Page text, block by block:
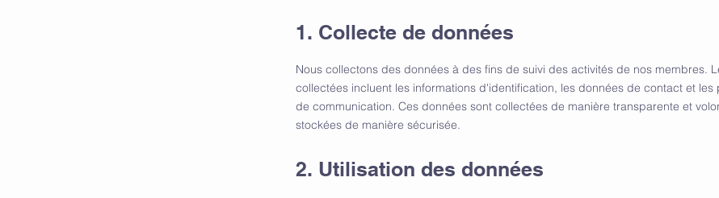
1. Collecte de données
Nous collectons des données à des fins de suivi des activités de nos membres.
collectées incluent les informations d'identification, les données de contact et les
de communication. Ces données sont collectées de manière transparente et
stockées de manière sécurisée.
2. Utilisation des données